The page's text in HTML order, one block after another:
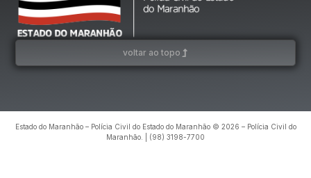
voltar ao topo
Estado do Maranhão – Polícia Civil do Estado do Maranhão © 2026 – Polícia Civil do
Maranhão. | (98) 3198-7700